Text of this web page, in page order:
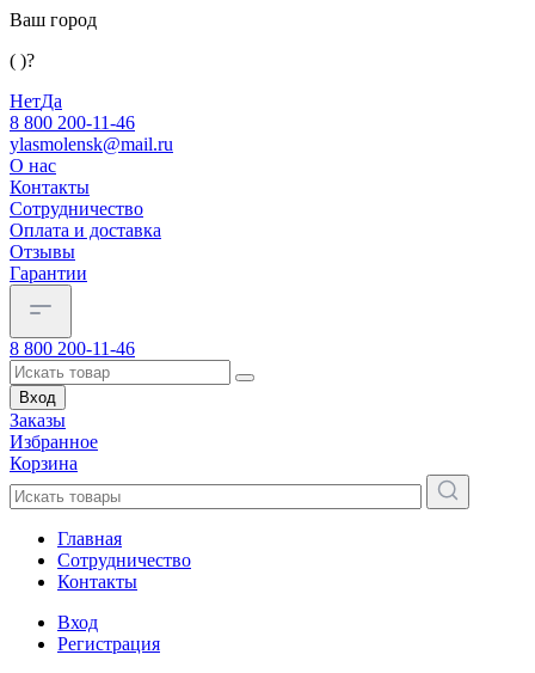
Ваш город
( )?
НетДа
8 800 200-11-46
ylasmolensk@mail.ru
О нас
Контакты
Сотрудничество
Оплата и доставка
Отзывы
Гарантии
8 800 200-11-46
Вход
Заказы
Избранное
Корзина
Главная
Сотрудничество
Контакты
Вход
Регистрация